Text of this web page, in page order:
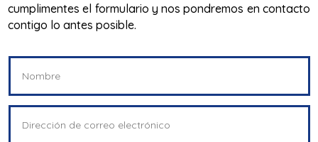
cumplimentes el formulario y nos pondremos en contacto
contigo lo antes posible.